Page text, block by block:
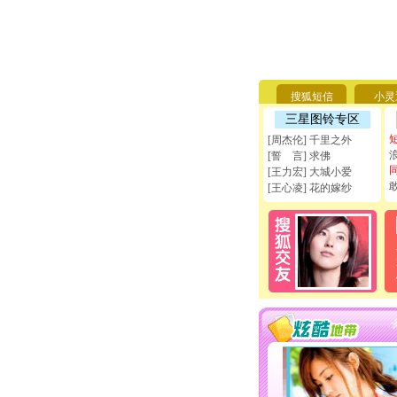
搜狐短信 小灵
三星图铃专区
[周杰伦] 千里之外
[誓 言] 求佛
[王力宏] 大城小爱
[王心凌] 花的嫁纱